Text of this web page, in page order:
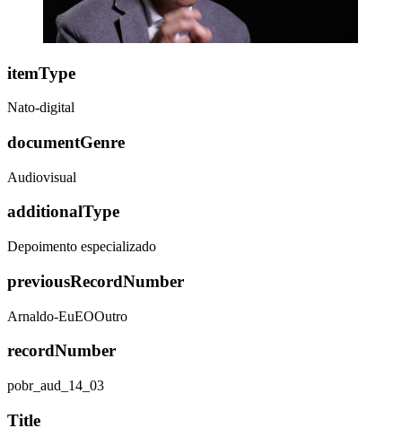
itemType
Nato-digital
documentGenre
Audiovisual
additionalType
Depoimento especializado
previousRecordNumber
Arnaldo-EuEOOutro
recordNumber
pobr_aud_14_03
Title